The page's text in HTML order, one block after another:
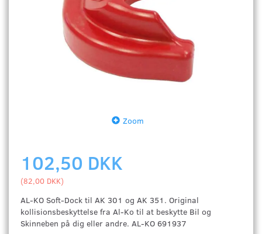
Zoom
102,50 DKK
(82,00 DKK)
AL-KO Soft-Dock til AK 301 og AK 351. Original
kollisionsbeskyttelse fra Al-Ko til at beskytte Bil og
Skinneben på dig eller andre. AL-KO 691937